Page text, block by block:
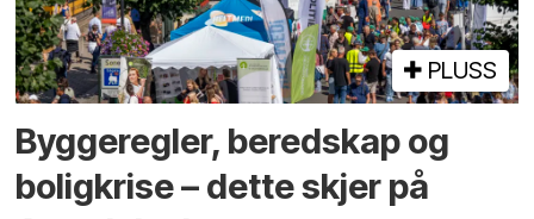
PLUSS
Bygge­regler, beredskap og
bolig­krise – dette skjer på